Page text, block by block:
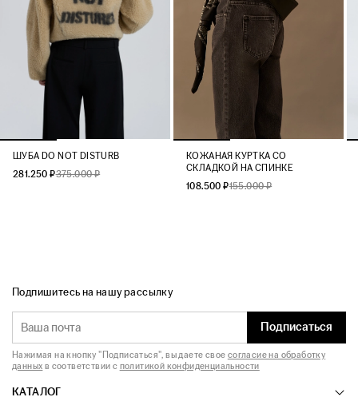
ШУБА DO NOT DISTURB
281.250 ₽375.000 ₽
КОЖАНАЯ КУРТКА СО
СКЛАДКОЙ НА СПИНКЕ
108.500 ₽155.000 ₽
КАТАЛОГ
Подпишитесь на нашу рассылку
Подписаться
Нажимая на кнопку "Подписаться", вы даете свое согласие на обработку
данных в соответствии с политикой конфиденциальности